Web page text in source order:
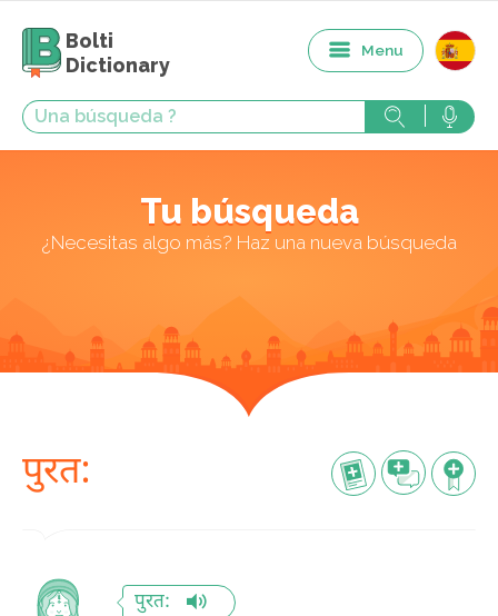
Bolti
Dictionary
Menu
Tu búsqueda
¿Necesitas algo más? Haz una nueva búsqueda
पुरत:
पुरत: